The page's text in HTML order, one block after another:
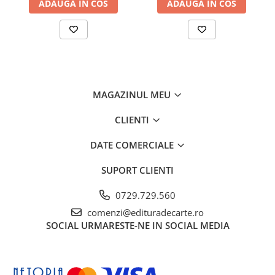
ADAUGA IN COS ADAUGA IN COS
MAGAZINUL MEU
CLIENTI
DATE COMERCIALE
SUPORT CLIENTI
0729.729.560
comenzi@edituradecarte.ro
SOCIAL URMARESTE-NE IN SOCIAL MEDIA